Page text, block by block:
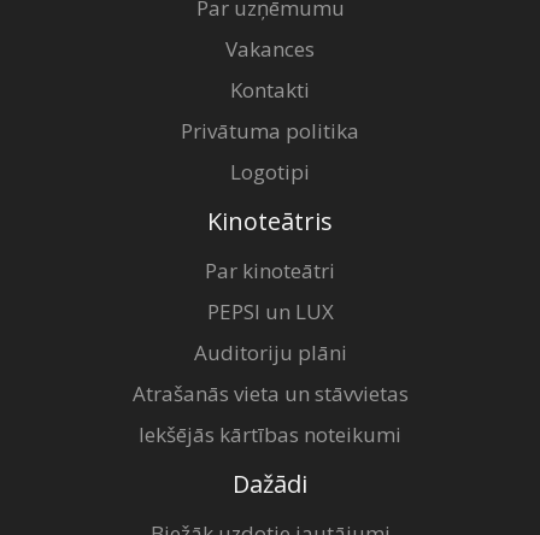
Par uzņēmumu
Vakances
Kontakti
Privātuma politika
Logotipi
Kinoteātris
Par kinoteātri
PEPSI un LUX
Auditoriju plāni
Atrašanās vieta un stāvvietas
Iekšējās kārtības noteikumi
Dažādi